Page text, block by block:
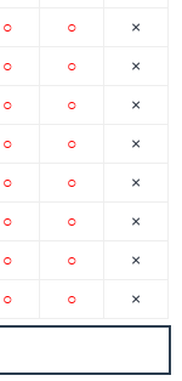
○
○
○
○
○
○
○
○
○
○
○
○
○
○
○
○
×
×
×
×
×
×
×
×